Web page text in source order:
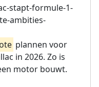
stapt-formule-1-
ambities-
plannen voor
in 2026. Zo is
motor bouwt.